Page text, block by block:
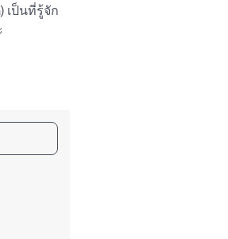
ป็นที่รู้จัก
า
บบดั้งเดิม
คือ Aten